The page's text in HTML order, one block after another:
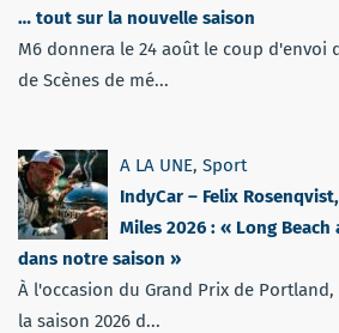
… tout sur la nouvelle saison
M6 donnera le 24 août le coup d'envoi
de Scènes de mé...
A LA UNE, Sport
IndyCar – Felix
Miles 2026 : « Long
dans notre saison »
À l'occasion du Grand Prix de
la saison 2026 d...